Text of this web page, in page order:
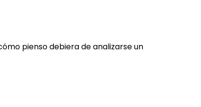
pienso debiera de analizarse un